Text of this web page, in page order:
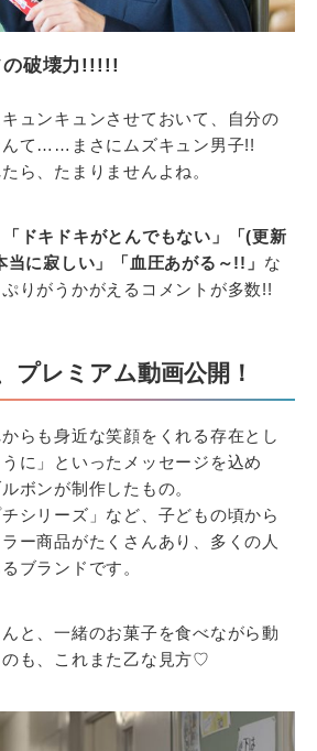
の破壊力!!!!!
ュンキュンさせておいて、自分の
んて……まさにムズキュン男子!!
ら、たまりませんよね。
「ドキドキがとんでもない」「(更新
に寂しい」「血圧あがる～!!」 な
りがうかがえるコメントが多数!!
プレミアム動画公開！
らも身近な笑顔をくれる存在とし
に」といったメッセージを込め
ボンが制作したもの。
チシリーズ」など、子どもの頃から
ー商品がたくさんあり、多くの人
ブランドです。
と、一緒のお菓子を食べながら動
も、これまた乙な見方♡